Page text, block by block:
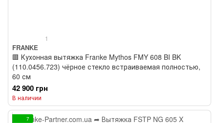
1
FRANKE
🟥 Кухонная вытяжка Franke Mythos FMY 608 BI BK
(110.0456.723) чёрное стекло встраиваемая полностью,
60 см
42 900 грн
В наличии
7